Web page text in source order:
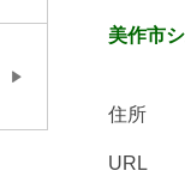
美作市
住所